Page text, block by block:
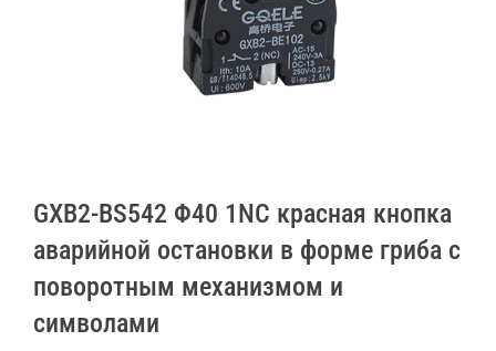
GXB2-BS542 Φ40 1NC красная кнопка
аварийной остановки в форме гриба с
поворотным механизмом и
символами